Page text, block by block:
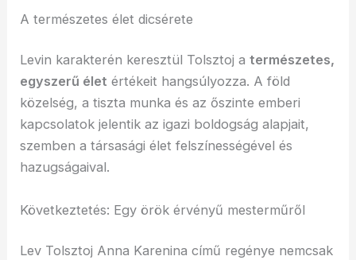
A természetes élet dicsérete
Levin karakterén keresztül Tolsztoj atermészetes,
egyszerű élet értékeit hangsúlyozza. A föld
közelség, a tiszta munka és az őszinte emberi
kapcsolatok jelentik az igazi boldogság alapjait,
szemben a társasági élet felszínességével és
hazugságaival.
Következtetés: Egy örök érvényű mesterműről
Lev Tolsztoj Anna Karenina című regénye nemcsak